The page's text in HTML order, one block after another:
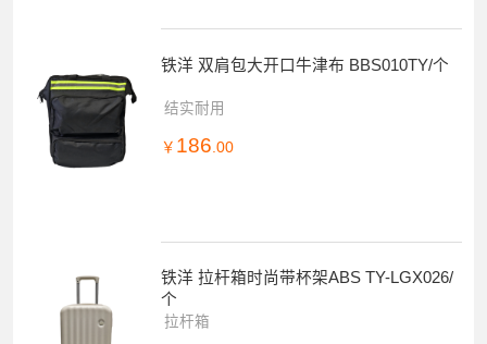
铁洋 双肩包大开口牛津布 BBS010TY/个
结实耐用
￥ 186 .00
铁洋 拉杆箱时尚带杯架ABS TY-LGX026/
个
拉杆箱